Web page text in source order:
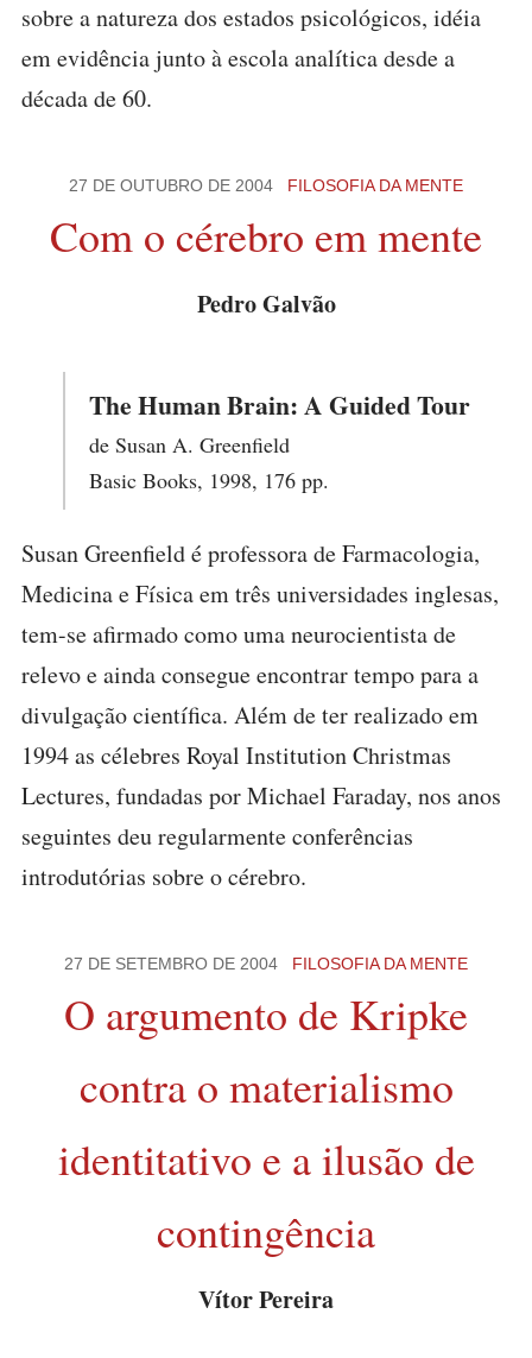
sobre a natureza dos estados psicológicos, idéia
em evidência junto à escola analítica desde a
década de 60.
27 DE OUTUBRO DE 2004 FILOSOFIA DA MENTE
Com o cérebro em mente
Pedro Galvão
The Human Brain: A Guided Tour
de Susan A. Greenfield
Basic Books, 1998, 176 pp.
Susan Greenfield é professora de Farmacologia,
Medicina e Física em três universidades inglesas,
tem-se afirmado como uma neurocientista de
relevo e ainda consegue encontrar tempo para a
divulgação científica. Além de ter realizado em
1994 as célebres Royal Institution Christmas
Lectures, fundadas por Michael Faraday, nos anos
seguintes deu regularmente conferências
introdutórias sobre o cérebro.
27 DE SETEMBRO DE 2004 FILOSOFIA DA MENTE
O argumento de Kripke
contra o materialismo
identitativo e a ilusão de
contingência
Vítor Pereira